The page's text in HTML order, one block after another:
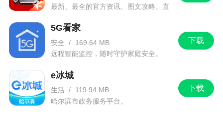
最新、最全的官方资讯、图文攻略、直
下载
5G看家
安全 /
169.64 MB
远程智能监控，随时守护家庭安全。
下载
e冰城
生活 /
119.94 MB
哈尔滨市政务服务平台。